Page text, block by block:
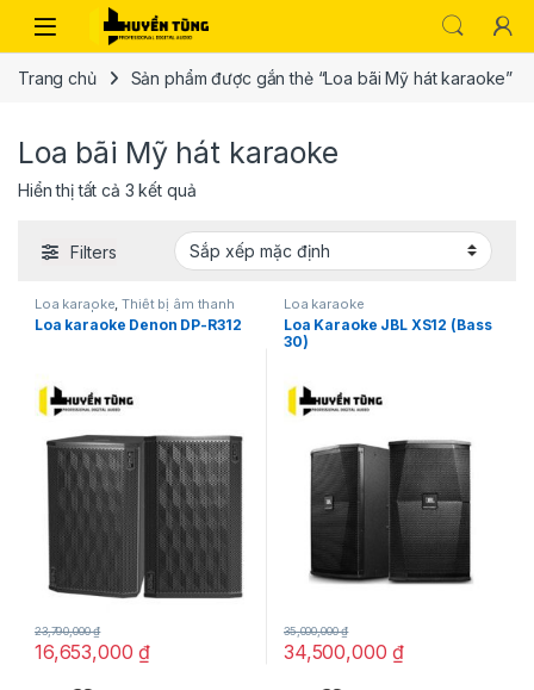
Trang chủ Sản phẩm được gắn thẻ “Loa bãi Mỹ hát karaoke”
Loa bãi Mỹ hát karaoke
Hiển thị tất cả 3 kết quả
Filters
Loa karaoke ,Thiết bị âm thanh
karaoke | KTV
Loa karaoke Denon DP-R312
16,653,000₫
23,790,000₫
Loa karaoke
Loa Karaoke JBL XS12 (Bass
30)
34,500,000₫
35,000,000₫